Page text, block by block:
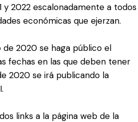
y 2022 escalonadamente a todos
económicas que ejerzan.
2020 se haga público el
fechas en las que deben tener
2020 se irá publicando la
links a la página web de la